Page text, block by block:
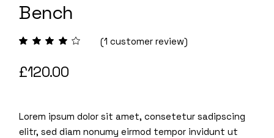
Bench
(1 customer review)
£120.00
Lorem ipsum dolor sit amet, consetetur sadipscing
elitr, sed diam nonumy eirmod tempor invidunt ut